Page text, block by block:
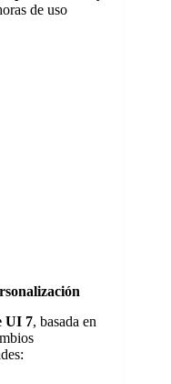
de uso
UI 7, basada en